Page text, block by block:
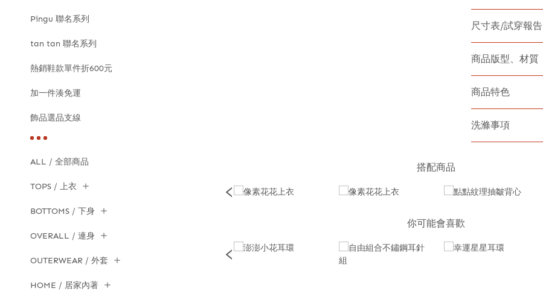
Pingu 聯名系列
tan tan 聯名系列
熱銷鞋款單件折600元
加一件湊免運
飾品選品支線
ALL / 全部商品
TOPS / 上衣
BOTTOMS / 下身
OVERALL / 連身
OUTERWEAR / 外套
HOME / 居家內著
尺寸表/試穿報告
商品版型、材質
商品特色
洗滌事項
搭配商品
你可能會喜歡